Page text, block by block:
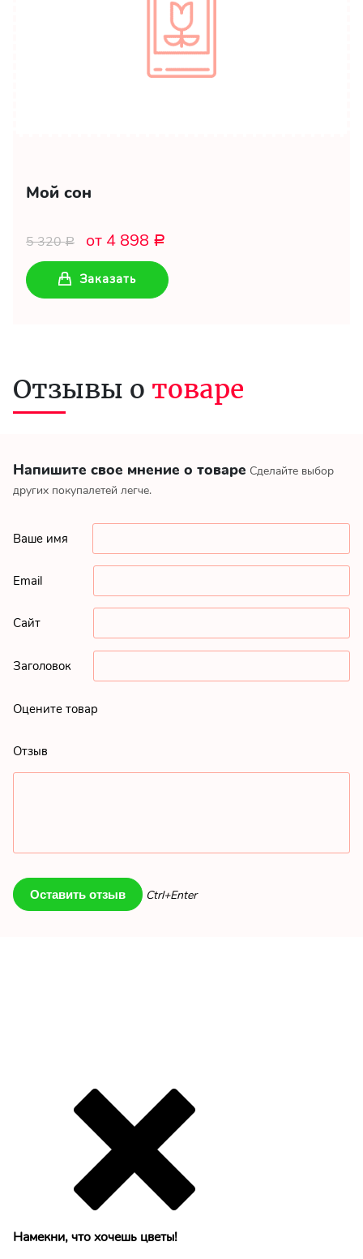
Мой сон
5 320Р от 4 898 Р
Заказать
Напишите свое мнение о товаре Сделайте выбор
других покупалетей легче.
Ваше имя
Email
Сайт
Заголовок
Оцените товар
Отзыв
Ctrl+Enter
Отзывы о товаре
Намекни, что хочешь цветы!